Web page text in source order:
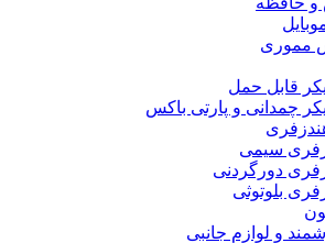
مموری
قابل حمل
چمدانی و پارتی باکس
سیمی
دورگردنی
بلوتوثی
و لوازم جانبی